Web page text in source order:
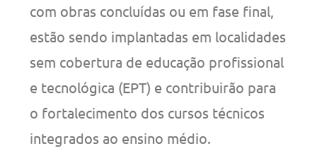
com obras concluídas ou em fase final,
estão sendo implantadas em localidades
sem cobertura de educação profissional
e tecnológica (EPT) e contribuirão para
o fortalecimento dos cursos técnicos
integrados ao ensino médio.